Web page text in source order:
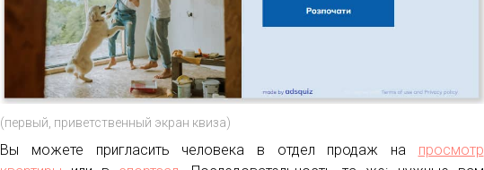
(первый, приветственный экран квиза)
Вы можете пригласить человека в отдел продаж на просмотр